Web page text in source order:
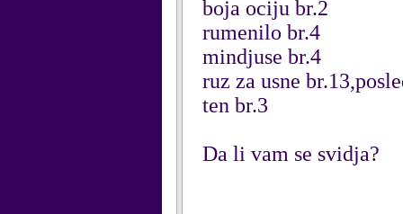
boja ociju br.2
rumenilo br.4
mindjuse br.4
ruz za usne
ten br.3
Da li vam se svidja?